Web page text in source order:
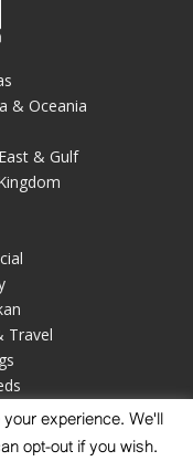
& Oceania
& Gulf
Travel
experience. We'll
opt-out if you wish.